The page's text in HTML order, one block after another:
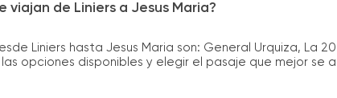
viajan de Liniers a Jesus Maria?
Liniers hasta Jesus Maria son: General Urquiza, La
opciones disponibles y elegir el pasaje que mejor se